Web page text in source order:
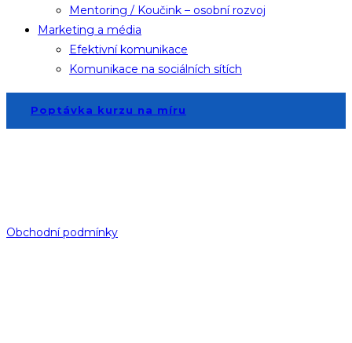
Mentoring / Koučink – osobní rozvoj
Marketing a média
Efektivní komunikace
Komunikace na sociálních sítích
Poptávka kurzu na míru
Obchodní podmínky